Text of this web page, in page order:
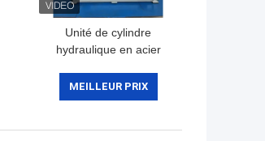
Unité de cylindre
hydraulique en acier
hydraulique, système
hydraulique
MEILLEUR PRIX